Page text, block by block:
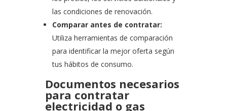
las condiciones de renovación.
Comparar antes de contratar:
Utiliza herramientas de comparación
para identificar la mejor oferta según
tus hábitos de consumo.
Documentos necesarios
para contratar
electricidad o gas